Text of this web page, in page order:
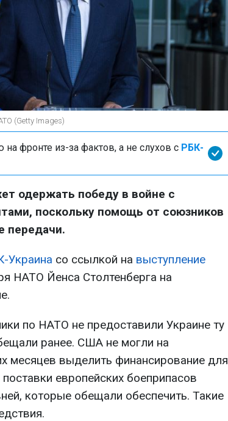
(Getty Images)
фронте из-за фактов, а не слухов с РБК-
одержать победу в войне с
поскольку помощь от союзников
передачи.
Украина со ссылкой на выступление
НАТО Йенса Столтенберга на
по НАТО не предоставили Украине ту
ранее. США не могли на
месяцев выделить финансирование для
европейских боеприпасов
которые обещали обеспечить. Такие